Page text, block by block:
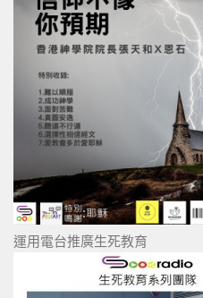
運用電台推廣生死教育